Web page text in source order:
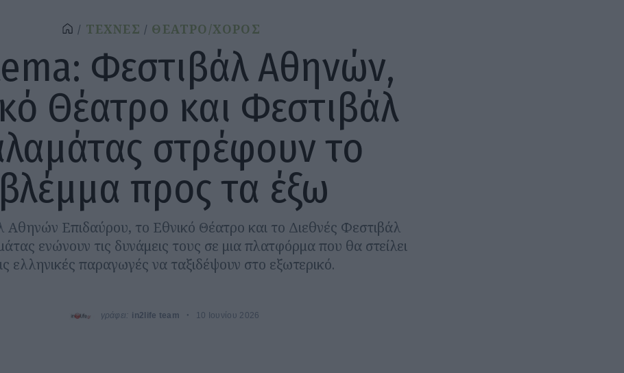
ΤΕΧΝΕΣ ΘΕΑΤΡΟ/ΧΟΡΟΣ
Φεστιβάλ Αθηνών,
Θέατρο και Φεστιβάλ
στρέφουν το
βλέμμα προς τα έξω
Αθηνών Επιδαύρου, το Εθνικό Θέατρο και το Διεθνές Φεστιβάλ
ενώνουν τις δυνάμεις τους σε μια πλατφόρμα που θα στείλει
ελληνικές παραγωγές να ταξιδέψουν στο εξωτερικό.
γράφει: in2life team 10 Ιουνίου 2026